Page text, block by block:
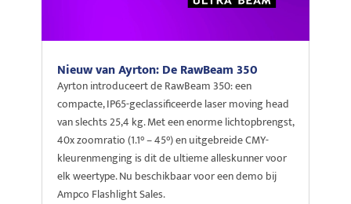
Nieuw van Ayrton: De RawBeam 350
Ayrton introduceert de RawBeam 350: een
compacte, IP65-geclassificeerde laser moving head
van slechts 25,4 kg. Met een enorme lichtopbrengst,
40x zoomratio (1.1° – 45°) en uitgebreide CMY-
kleurenmenging is dit de ultieme alleskunner voor
elk weertype. Nu beschikbaar voor een demo bij
Ampco Flashlight Sales.